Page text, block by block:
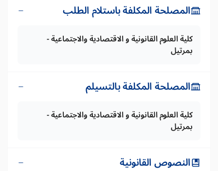
المصلحة المكلفة باستلام الطلب
كلية العلوم القانونية و الاقتصادية والاجتماعية -
بمرتيل
المصلحة المكلفة بالتسيلم
كلية العلوم القانونية و الاقتصادية والاجتماعية -
بمرتيل
النصوص القانونية